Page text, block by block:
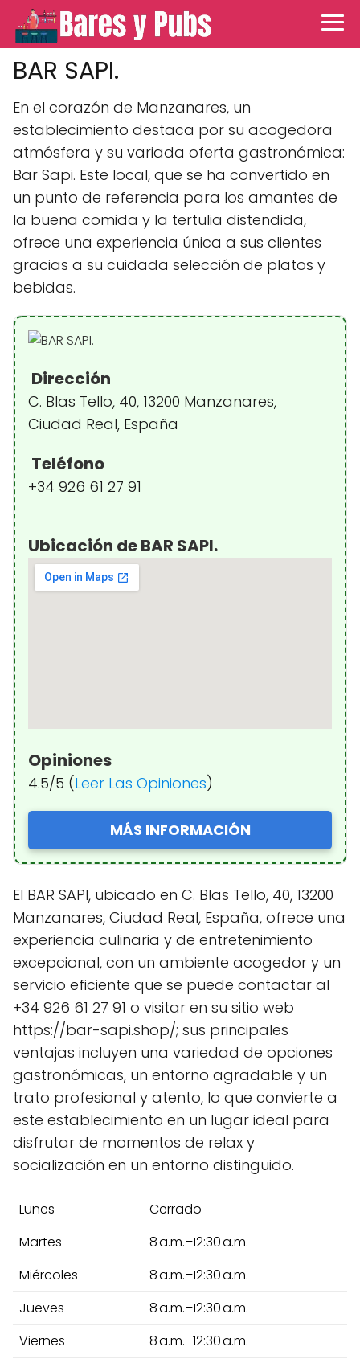
BAR SAPI.
En el corazón de Manzanares, un
establecimiento destaca por su acogedora
atmósfera y su variada oferta gastronómica:
Bar Sapi. Este local, que se ha convertido en
un punto de referencia para los amantes de
la buena comida y la tertulia distendida,
ofrece una experiencia única a sus clientes
gracias a su cuidada selección de platos y
bebidas.
Dirección
C. Blas Tello, 40, 13200 Manzanares,
Ciudad Real, España
Teléfono
+34 926 61 27 91
Ubicación de BAR SAPI.
Opiniones
4.5/5 (Leer Las Opiniones)
MÁS INFORMACIÓN
El BAR SAPI, ubicado en C. Blas Tello, 40, 13200
Manzanares, Ciudad Real, España, ofrece una
experiencia culinaria y de entretenimiento
excepcional, con un ambiente acogedor y un
servicio eficiente que se puede contactar al
+34 926 61 27 91 o visitar en su sitio web
https://bar-sapi.shop/; sus principales
ventajas incluyen una variedad de opciones
gastronómicas, un entorno agradable y un
trato profesional y atento, lo que convierte a
este establecimiento en un lugar ideal para
disfrutar de momentos de relax y
socialización en un entorno distinguido.
Lunes
Cerrado
Martes
8 a.m.–12:30 a.m.
Miércoles
8 a.m.–12:30 a.m.
Jueves
8 a.m.–12:30 a.m.
Viernes
8 a.m.–12:30 a.m.